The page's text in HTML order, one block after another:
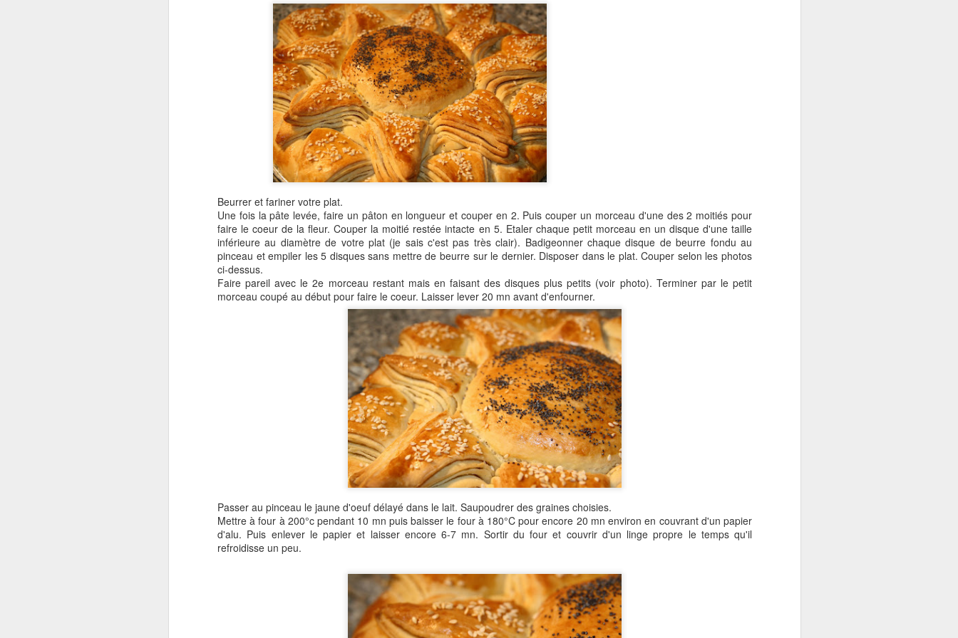
Beurrer et fariner votre plat.
Une fois la pâte levée, faire un pâton en longueur et couper en 2. Puis couper un morceau d'une des 2 moitiés pour
faire le coeur de la fleur. Couper la moitié restée intacte en 5. Etaler chaque petit morceau en un disque d'une taille
inférieure au diamètre de votre plat (je sais c'est pas très clair). Badigeonner chaque disque de beurre fondu au
pinceau et empiler les 5 disques sans mettre de beurre sur le dernier. Disposer dans le plat. Couper selon les photos
ci-dessus.
Faire pareil avec le 2e morceau restant mais en faisant des disques plus petits (voir photo). Terminer par le petit
morceau coupé au début pour faire le coeur. Laisser lever 20 mn avant d'enfourner.
Passer au pinceau le jaune d'oeuf délayé dans le lait. Saupoudrer des graines choisies.
Mettre à four à 200°c pendant 10 mn puis baisser le four à 180°C pour encore 20 mn environ en couvrant d'un papier
d'alu. Puis enlever le papier et laisser encore 6-7 mn. Sortir du four et couvrir d'un linge propre le temps qu'il
refroidisse un peu.
après avoir remporté tant de récompenses à travers le monde en
commençant par La Palme d'Or à Cannes, par pure coïncidence, ma
première recette de retour au blog est une recette coréenne. Si elle
avait été inspirée par le film, cela aurait été du Jjapaguri, plat de
nouilles dont il est fortement question dans Parasite.
JAN
28
Bonne Année 2020!
Cela fait longtemps, trop longtemps que je ne suis pas venue par
ici.... Tout d'abord, je suis encore dans les délais, je vous
souhaite à tous une très belle année 2020! Qu'elle vous soit aussi
douce que possible et qu'elle vous garde en santé!
Après dix années de blog, j'avoue avoir éprouvé en 2019 une certaine
lassitude...Je n'avais pas arrêté de cuisiner évidemment mais cela
n'occupait plus autant mes pensées...J'avais envie d'autre chose,
d'ailleurs...
FEB Cornets Party Tupperware #concours
Je vous en parle régulièrement, j'ai la chance de faire partie des
blogs ambassadeurs Tupperware et c'est toujours un plaisir de
découvrir leurs innovations, leurs éditions limitées,... Récemment j'ai
donc participé à un atelier culinaire pour découvrir ce "Cornets Party",
une édition limitée proposée au catalogue de Janvier.
Outre le catalogue général semestriel, tous les mois sont proposées de
petites brochures de promotions et d'éditions limitées ou collector.
Joues de Porc à la Bière à la Cocotte Minute
Une recette qui me tient à coeur,vraiment fondante, économique
réconfortant comme on les aime en cette saison.
Liqueur Café Chocolat